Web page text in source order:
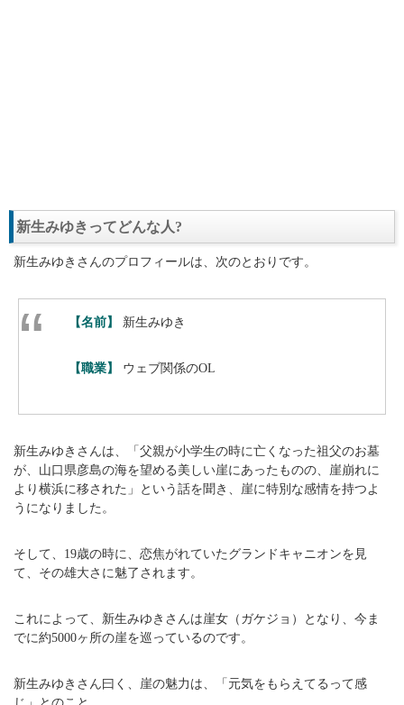
新生みゆきってどんな人?
新生みゆきさんのプロフィールは、次のとおりです。
【名前】 新生みゆき
【職業】 ウェブ関係のOL
新生みゆきさんは、「父親が小学生の時に亡くなった祖父のお墓
が、山口県彦島の海を望める美しい崖にあったものの、崖崩れに
より横浜に移された」という話を聞き、崖に特別な感情を持つよ
うになりました。
そして、19歳の時に、恋焦がれていたグランドキャニオンを見
て、その雄大さに魅了されます。
これによって、新生みゆきさんは崖女（ガケジョ）となり、今ま
でに約5000ヶ所の崖を巡っているのです。
新生みゆきさん曰く、崖の魅力は、「元気をもらえてるって感